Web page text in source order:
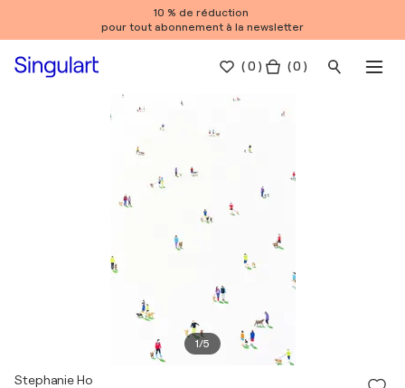
10 % de réduction
pour tout abonnement à la newsletter
(0 ) ( 0 )
1/5
Stephanie Ho